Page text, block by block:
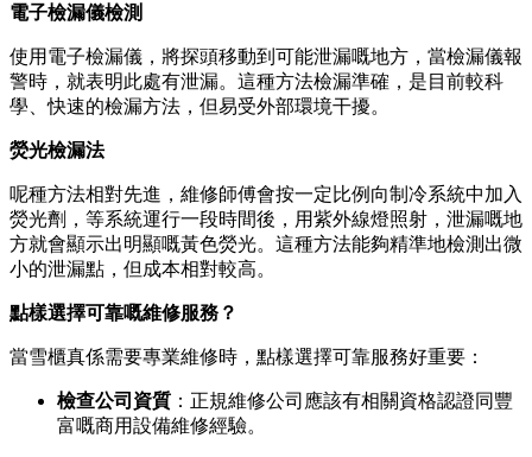
電子檢漏儀檢測
使用電子檢漏儀，將探頭移動到可能泄漏嘅地方，當檢漏儀報
警時，就表明此處有泄漏。這種方法檢漏準確，是目前較科
學、快速的檢漏方法，但易受外部環境干擾。
熒光檢漏法
呢種方法相對先進，維修師傅會按一定比例向制冷系統中加入
熒光劑，等系統運行一段時間後，用紫外線燈照射，泄漏嘅地
方就會顯示出明顯嘅黃色熒光。這種方法能夠精準地檢測出微
小的泄漏點，但成本相對較高。
點樣選擇可靠嘅維修服務？
當雪櫃真係需要專業維修時，點樣選擇可靠服務好重要：
檢查公司資質 ：正規維修公司應該有相關資格認證同豐
富嘅商用設備維修經驗。